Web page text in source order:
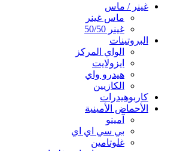
غينر / ماس
ماس غينر
غينر 50/50
البروتينات
الواي المركز
ايزولايت
هيدرو واي
الكازيين
كاربوهيدرات
الأحماض الأمينية
آمينو
بي سي اي اي
غلوتامين